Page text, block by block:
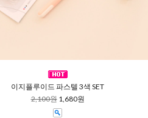
이지플루이드 파스텔 3색 SET
2,100원 1,680원